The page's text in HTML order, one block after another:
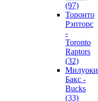
(97)
Торонто
Рэпторс
-
Toronto
Raptors
(32)
Милуоки
Бакс -
Bucks
(33)